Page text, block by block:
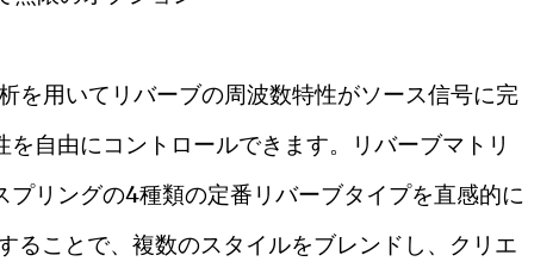
用いてリバーブの周波数特性がソース信号に完
自由にコントロールできます。リバーブマトリ
リングの4種類の定番リバーブタイプを直感的に
ることで、複数のスタイルをブレンドし、クリエ